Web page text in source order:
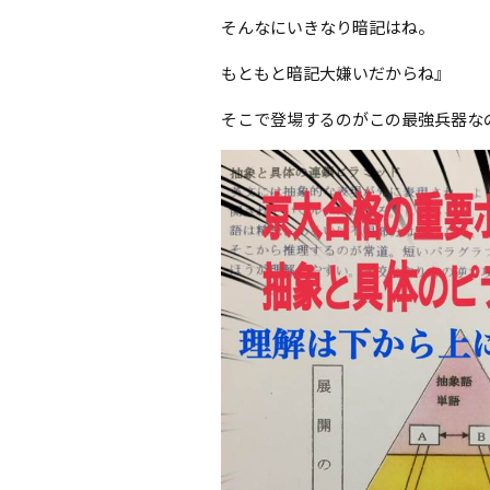
そんなにいきなり暗記はね。
もともと暗記大嫌いだからね』
そこで登場するのがこの最強兵器な